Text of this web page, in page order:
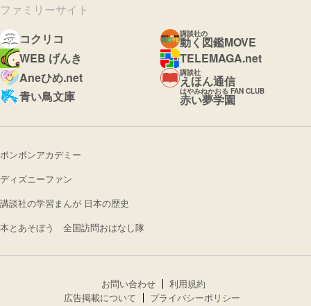
ファミリーサイト
コクリコ
講談社の
動く図鑑MOVE
WEB げんき
TELEMAGA.net
Aneひめ.net
講談社
えほん通信
青い鳥文庫
はやみねかおる FAN CLUB
赤い夢学園
ボンボンアカデミー
ディズニーファン
講談社の学習まんが 日本の歴史
本とあそぼう 全国訪問おはなし隊
お問い合わせ
利用規約
広告掲載について
プライバシーポリシー